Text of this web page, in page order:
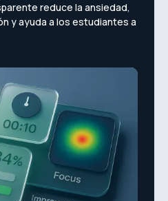
reduce la ansiedad,
y ayuda a los estudiantes a